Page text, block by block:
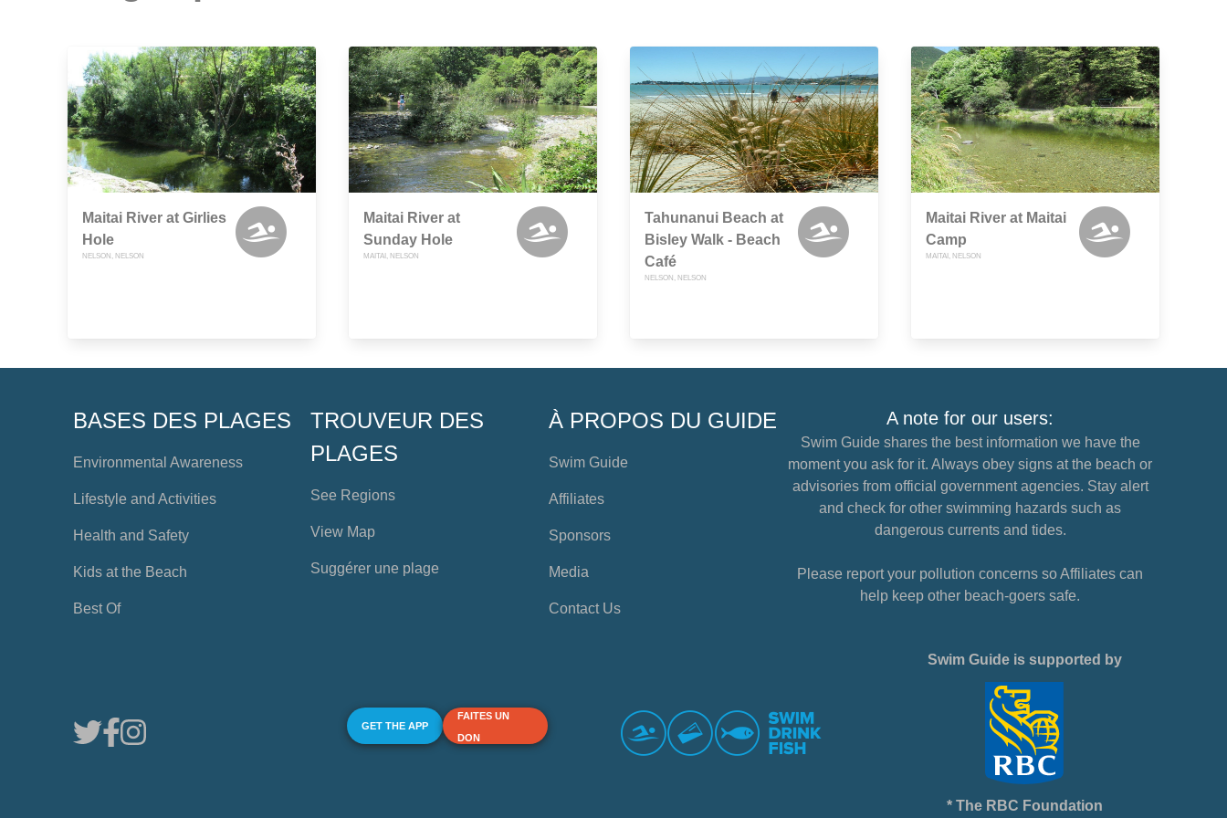
Maitai River at Girlies
Hole
NELSON, NELSON
Maitai River at
Sunday Hole
MAITAI, NELSON
Tahunanui Beach at
Bisley Walk - Beach
Café
NELSON, NELSON
Maitai River at Maitai
Camp
MAITAI, NELSON
BASES DES PLAGES
Environmental Awareness
Lifestyle and Activities
Health and Safety
Kids at the Beach
Best Of
TROUVEUR DES
PLAGES
See Regions
View Map
Suggérer une plage
À PROPOS DU GUIDE
Swim Guide
Affiliates
Sponsors
Media
Contact Us
A note for our users:
Swim Guide shares the best information we have the
moment you ask for it. Always obey signs at the beach or
advisories from official government agencies. Stay alert
and check for other swimming hazards such as
dangerous currents and tides.
Please report your pollution concerns so Affiliates can
help keep other beach-goers safe.
GET THE APP
FAITES UN
DON
Swim Guide is supported by
* The RBC Foundation